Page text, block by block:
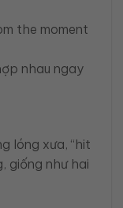
the moment
nhau ngay
lóng xưa, “hit
giống như hai